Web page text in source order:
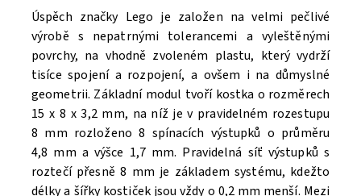
Úspěch značky Lego je založen na velmi pečlivé
výrobě s nepatrnými tolerancemi a vyleštěnými
povrchy, na vhodně zvoleném plastu, který vydrží
tisíce spojení a rozpojení, a ovšem i na důmyslné
geometrii. Základní modul tvoří kostka o rozměrech
15 x 8 x 3,2 mm, na níž je v pravidelném rozestupu
8 mm rozloženo 8 spínacích výstupků o průměru
4,8 mm a výšce 1,7 mm. Pravidelná síť výstupků s
roztečí přesně 8 mm je základem systému, kdežto
délky a šířky kostiček jsou vždy o 0,2 mm menší. Mezi